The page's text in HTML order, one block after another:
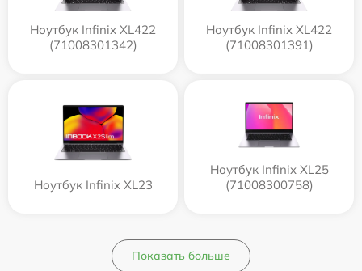
Ноутбук Infinix XL422
(71008301342)
Ноутбук Infinix XL422
(71008301391)
Ноутбук Infinix XL23
Ноутбук Infinix XL25
(71008300758)
Показать больше